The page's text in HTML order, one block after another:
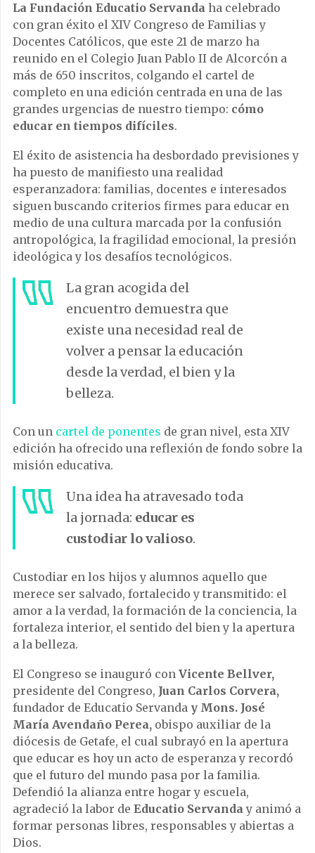
La Fundación Educatio Servanda ha celebrado
con gran éxito el XIV Congreso de Familias y
Docentes Católicos, que este 21 de marzo ha
reunido en el Colegio Juan Pablo II de Alcorcón a
más de 650 inscritos, colgando el cartel de
completo en una edición centrada en una de las
grandes urgencias de nuestro tiempo: cómo
educar en tiempos difíciles.
El éxito de asistencia ha desbordado previsiones y
ha puesto de manifiesto una realidad
esperanzadora: familias, docentes e interesados
siguen buscando criterios firmes para educar en
medio de una cultura marcada por la confusión
antropológica, la fragilidad emocional, la presión
ideológica y los desafíos tecnológicos.
La gran acogida del
encuentro demuestra que
existe una necesidad real de
volver a pensar la educación
desde la verdad, el bien y la
belleza.
Con un cartel de ponentes de gran nivel, esta XIV
edición ha ofrecido una reflexión de fondo sobre la
misión educativa.
Una idea ha atravesado toda
la jornada: educar es
custodiar lo valioso.
Custodiar en los hijos y alumnos aquello que
merece ser salvado, fortalecido y transmitido: el
amor a la verdad, la formación de la conciencia, la
fortaleza interior, el sentido del bien y la apertura
a la belleza.
El Congreso se inauguró con Vicente Bellver,
presidente del Congreso, Juan Carlos Corvera,
fundador de Educatio Servanda y Mons. José
María Avendaño Perea, obispo auxiliar de la
diócesis de Getafe, el cual subrayó en la apertura
que educar es hoy un acto de esperanza y recordó
que el futuro del mundo pasa por la familia.
Defendió la alianza entre hogar y escuela,
agradeció la labor de Educatio Servanday animó a
formar personas libres, responsables y abiertas a
Dios.